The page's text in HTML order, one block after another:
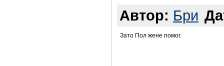
Автор: Бри
Зато Пол жене помог.